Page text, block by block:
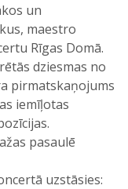
un
maestro
Rīgas Domā.
dziesmas no
pirmatskaņojums
iemīļotas
pasaulē
uzstāsies: